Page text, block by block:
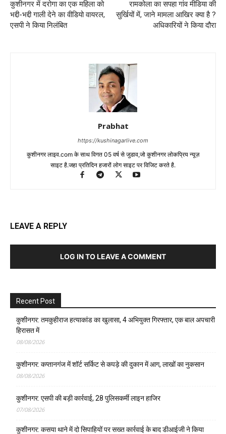
कुशीनगर में दरोगा का एक महिला को
भद्दी-भद्दी गाली देने का वीडियो वायरल,
एसपी ने किया निलंबित
रामकोला का सपहा गांव मीडिया की
सुर्खियों में, जाने मामला आखिर क्या है ?
अधिकारियों ने किया दौरा
Prabhat
https://kushinagarlive.com
कुशीनगर लाइव.com के साथ विगत 05 वर्ष से जुडाव,जो कुशीनगर लोकप्रिय न्यूज़
साइट है.जहा प्रतिदिन हजारों लोग साइट पर विजिट करते है.
LEAVE A REPLY
LOG IN TO LEAVE A COMMENT
Recent Post
कुशीनगर: तमकुहीराज हत्याकांड का खुलासा, 4 अभियुक्त गिरफ्तार, एक बाल अपचारी
हिरासत में
08/08/2026
कुशीनगर: कप्तानगंज में शॉर्ट सर्किट से कपड़े की दुकान में आग, लाखों का नुकसान
08/08/2026
कुशीनगर: एसपी की बड़ी कार्रवाई, 28 पुलिसकर्मी लाइन हाजिर
07/08/2026
कुशीनगर: कसया थाने में दो सिपाहियों पर सख्त कार्रवाई के बाद डीआईजी ने किया